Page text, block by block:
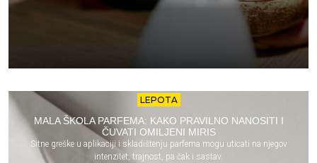
LEPOTA
MALA ŠKOLA PARFEMA: KAKO PRAVILNO NANOSITI I
ČUVATI OMILJENI MIRIS
Sitne greške u aplikaciji i skladištenju parfema mogu uticati na njegov
intenzitet, trajnost, pa čak i sastav.